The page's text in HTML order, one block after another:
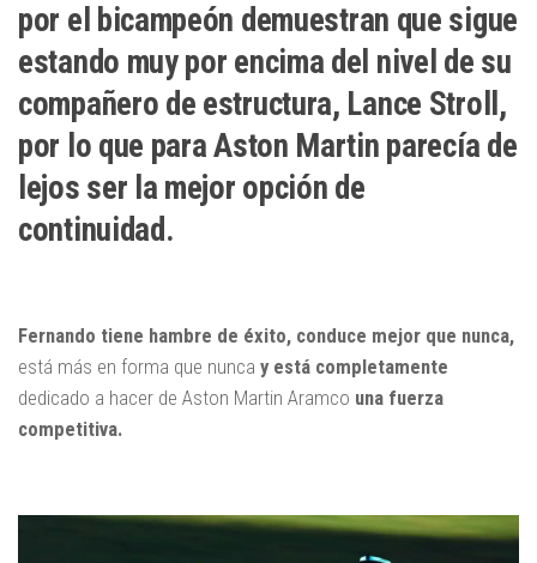
por el bicampeón demuestran que sigue
estando muy por encima del nivel de su
compañero de estructura, Lance Stroll,
por lo que para Aston Martin parecía de
lejos ser la mejor opción de
continuidad.
Fernando tiene hambre de éxito, conduce mejor que nunca,
está más en forma que nunca y está completamente
dedicado a hacer de Aston Martin Aramco una fuerza
competitiva.